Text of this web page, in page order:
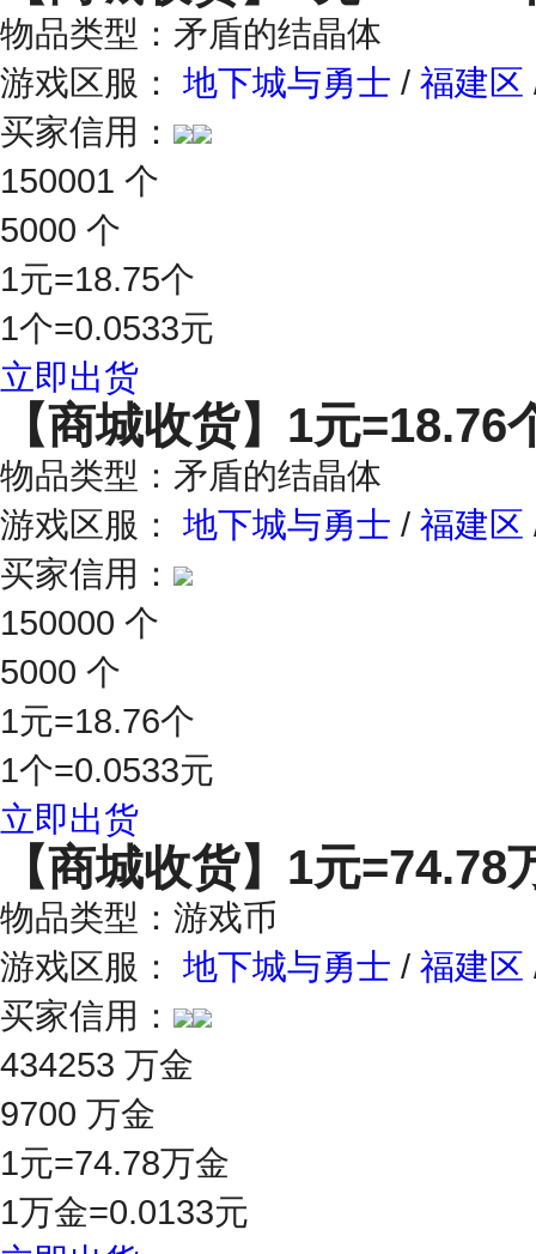
物品类型：矛盾的结晶体
游戏区服： 地下城与勇士 / 福建区
买家信用：
150001 个
5000 个
1元=18.75个
1个=0.0533元
立即出货
【商城收货】 1元=18.76
物品类型：矛盾的结晶体
游戏区服： 地下城与勇士 / 福建区
买家信用：
150000 个
5000 个
1元=18.76个
1个=0.0533元
立即出货
【商城收货】 1元=74.78
物品类型：游戏币
游戏区服： 地下城与勇士 / 福建区
买家信用：
434253 万金
9700 万金
1元=74.78万金
1万金=0.0133元